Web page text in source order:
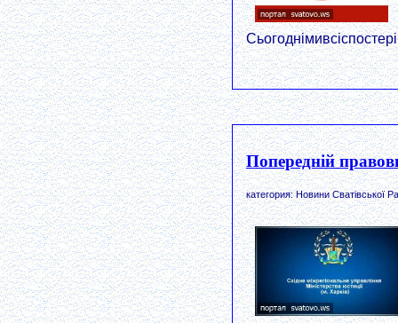
Попередній
категория: Новини Сватівської